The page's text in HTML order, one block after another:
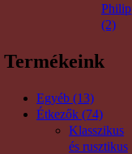
(2)
Termékeink
Egyéb (13)
Étkezők (74)
Klasszikus
és rusztikus